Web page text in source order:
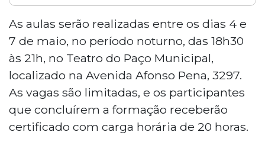
A Secretaria Executiva da Juventude (Sejuv)
oferece curso gratuito de manutenção de
computadores para jovens a partir de 15 anos
em Campo Grande. As aulas ocorrem de 4 a 7
de maio, das 18h30 às 21h, no Teatro do Paço
Municipal, na Avenida Afonso Pena, 3297. O
curso tem carga horária de 20 horas e aborda
hardware, identificação de falhas e
manutenção básica. Vagas são limitadas.
As aulas serão realizadas entre os dias 4 e
7 de maio, no período noturno, das 18h30
às 21h, no Teatro do Paço Municipal,
localizado na Avenida Afonso Pena, 3297.
As vagas são limitadas, e os participantes
que concluírem a formação receberão
certificado com carga horária de 20 horas.